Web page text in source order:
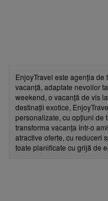
EnjoyTravel este agenția
vacanță, adaptate nevoilor
weekend, o vacanță de vis
destinații exotice,
personalizate, cu opțiuni de
transforma vacanța într-o
atractive oferte, cu reduceri
toate planificate cu grijă de